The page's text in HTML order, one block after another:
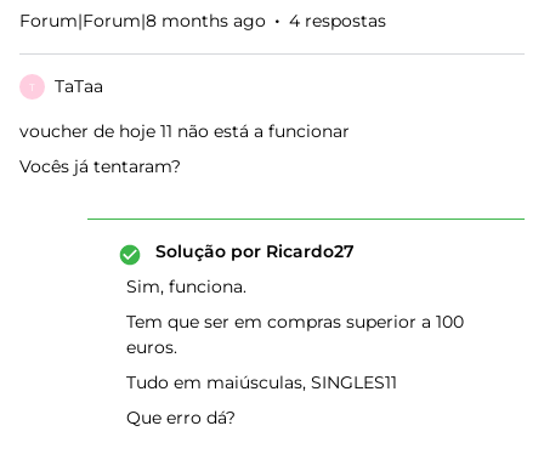
Forum|Forum|8 months ago 4 respostas
T TaTaa
voucher de hoje 11 não está a funcionar
Vocês já tentaram?
Solução por Ricardo27
Sim, funciona.
Tem que ser em compras superior a 100
euros.
Tudo em maiúsculas, SINGLES11
Que erro dá?